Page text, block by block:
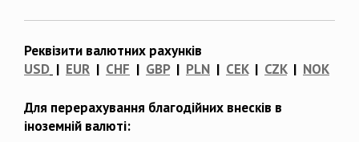
Реквізити валютних рахунків
USD | EUR | CHF | GBP| PLN | CEK| CZK| NOK
Для перерахування благодійних внесків в
іноземній валюті: